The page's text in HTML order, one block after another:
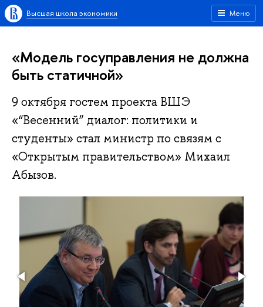
Меню
Высшая школа экономики
«Модель госуправления не должна
быть статичной»
9 октября гостем проекта ВШЭ
«“Весенний” диалог: политики и
студенты» стал министр по связям с
«Открытым правительством» Михаил
Абызов.